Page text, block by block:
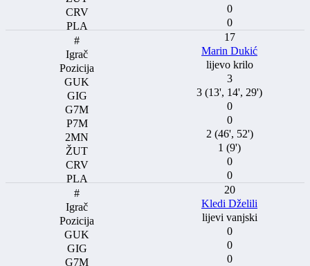
0
0
17
Marin Dukić
lijevo krilo
3
3 (13', 14', 29')
0
0
2 (46', 52')
1 (9')
0
0
20
Kledi Dželili
lijevi vanjski
0
0
0